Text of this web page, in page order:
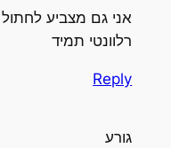
רלוונטי תמיד
Reply
גורע